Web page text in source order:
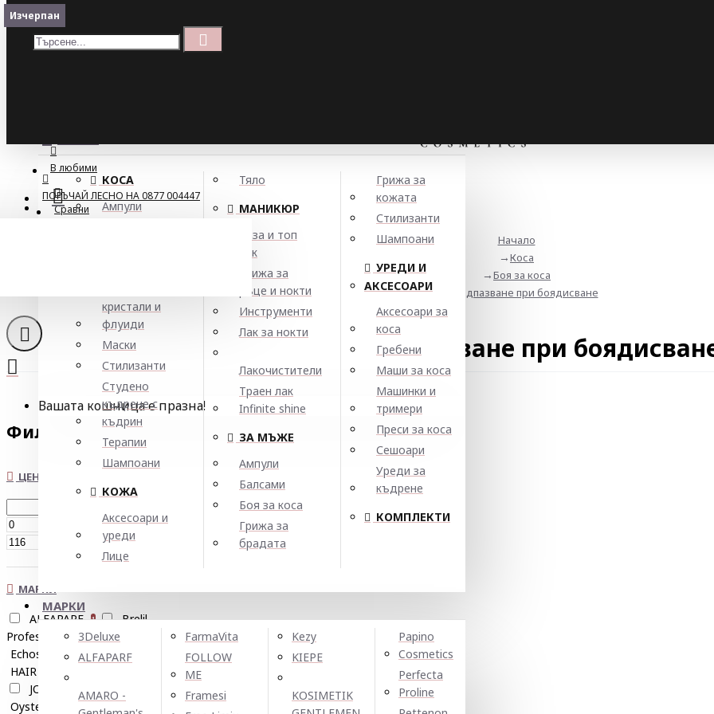
Меню
Кошница
В любими
Сравни
КОСА
Ампули
кристали и
флуиди
Маски
Стилизанти
Студено
къдрене с
къдрин
Терапии
Шампоани
КОЖА
Аксесоари и
уреди
Лице
Тяло
МАНИКЮР
База и топ
лак
Грижа за
ръце и нокти
Инструменти
Лак за нокти
Лакочистители
Траен лак
Infinite shine
ЗА МЪЖЕ
Ампули
Балсами
Боя за коса
Грижа за
брадата
Грижа за
кожата
Стилизанти
Шампоани
УРЕДИ И
АКСЕСОАРИ
Аксесоари за
коса
Гребени
Маши за коса
Машинки и
тримери
Преси за коса
Сешоари
Уреди за
къдрене
КОМПЛЕКТИ
МАРКИ
3Deluxe
ALFAPARF
AMARO -
FarmaVita
FOLLOW
ME
Framesi
Kezy
KIEPE
KOSIMETIK
Papino
Cosmetics
Perfecta
Proline
Вашата кошница е празна!
ПОРЪЧАЙ ЛЕСНО НА 0877 004447
Начало
Коса
Боя за коса
Предпазване при боядисване
Предпазване при
Филтър
ЦЕНА
€
МАРКИ
ALFAPARF 1
Brelil
Professional
2 Citylife
Echosline 1 FarmaVita
HAIR COMPANY Insight
JOICO OWAY
Oyster Cosmetics
Selective
Изчерпан
Изчерпан